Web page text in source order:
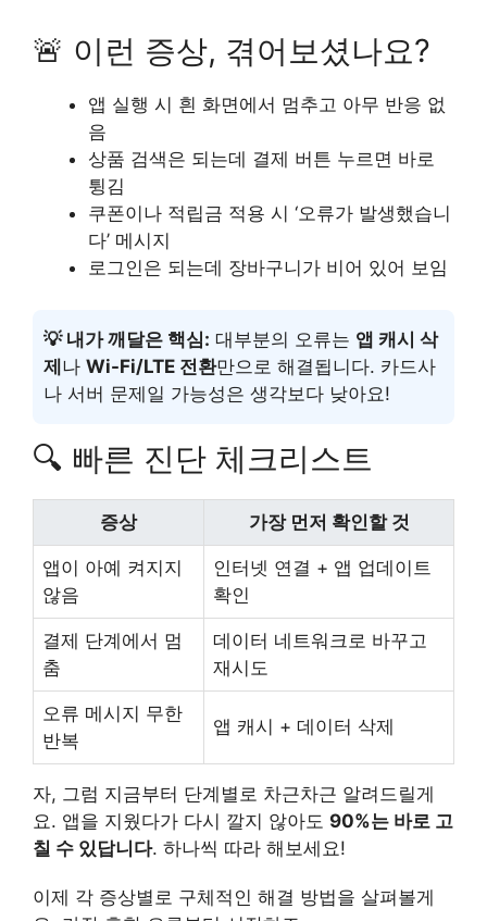
🚨 이런 증상, 겪어보셨나요?
앱 실행 시 흰 화면에서 멈추고 아무 반응 없
음
상품 검색은 되는데 결제 버튼 누르면 바로
튕김
쿠폰이나 적립금 적용 시 ‘오류가 발생했습니
다’ 메시지
로그인은 되는데 장바구니가 비어 있어 보임
💡 내가 깨달은 핵심: 대부분의 오류는 앱 캐시 삭
제나 Wi-Fi/LTE 전환만으로 해결됩니다. 카드사
나 서버 문제일 가능성은 생각보다 낮아요!
🔍 빠른 진단 체크리스트
증상 가장 먼저 확인할 것
앱이 아예 켜지지
않음
인터넷 연결 + 앱 업데이트
확인
결제 단계에서 멈
춤
데이터 네트워크로 바꾸고
재시도
오류 메시지 무한
반복
앱 캐시 + 데이터 삭제
자, 그럼 지금부터 단계별로 차근차근 알려드릴게
요. 앱을 지웠다가 다시 깔지 않아도 90%는 바로 고
칠 수 있답니다. 하나씩 따라 해보세요!
이제 각 증상별로 구체적인 해결 방법을 살펴볼게